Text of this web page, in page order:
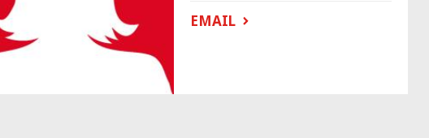
EMAIL